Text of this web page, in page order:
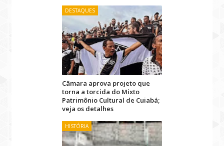
DESTAQUES
Câmara aprova projeto que
torna a torcida do Mixto
Patrimônio Cultural de Cuiabá;
veja os detalhes
HISTÓRIA